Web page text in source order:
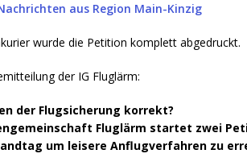
aus Region Main-Kinzig
wurde die Petition komplett abgedruckt.
der IG Fluglärm:
der Flugsicherung korrekt?
Fluglärm startet zwei
um leisere Anflugverfahren zu